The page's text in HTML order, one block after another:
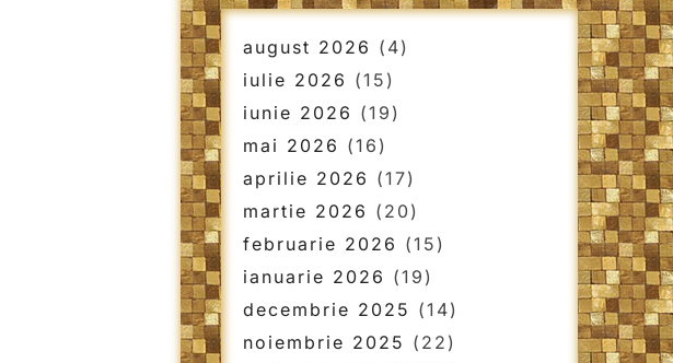
august 2026 (4)
iulie 2026 (15)
iunie 2026 (19)
mai 2026 (16)
aprilie 2026 (17)
martie 2026 (20)
februarie 2026 (15)
ianuarie 2026 (19)
decembrie 2025 (14)
noiembrie 2025 (22)